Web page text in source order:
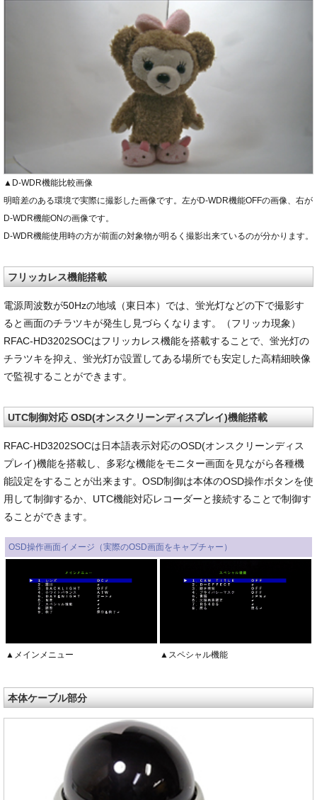
▲D-WDR機能比較画像
明暗差のある環境で実際に撮影した画像です。左がD-WDR機能OFFの画像、右が
D-WDR機能ONの画像です。
D-WDR機能使用時の方が前面の対象物が明るく撮影出来ているのが分かります。
フリッカレス機能搭載
電源周波数が50Hzの地域（東日本）では、蛍光灯などの下で撮影す
ると画面のチラツキが発生し見づらくなります。（フリッカ現象）
RFAC-HD3202SOCはフリッカレス機能を搭載することで、蛍光灯の
チラツキを抑え、蛍光灯が設置してある場所でも安定した高精細映像
で監視することができます。
UTC制御対応 OSD(オンスクリーンディスプレイ)機能搭載
RFAC-HD3202SOCは日本語表示対応のOSD(オンスクリーンディス
プレイ)機能を搭載し、多彩な機能をモニター画面を見ながら各種機
能設定をすることが出来ます。OSD制御は本体のOSD操作ボタンを使
用して制御するか、UTC機能対応レコーダーと接続することで制御す
ることができます。
OSD操作画面イメージ（実際のOSD画面をキャプチャー）
▲メインメニュー ▲スペシャル機能
本体ケーブル部分